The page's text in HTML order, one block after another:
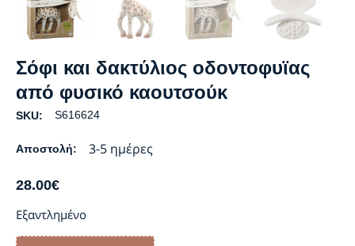
Σόφι και δακτύλιος οδοντοφυϊας
από φυσικό καουτσούκ
SKU: S616624
Αποστολή: 3-5 ημέρες
28.00€
Εξαντλημένο